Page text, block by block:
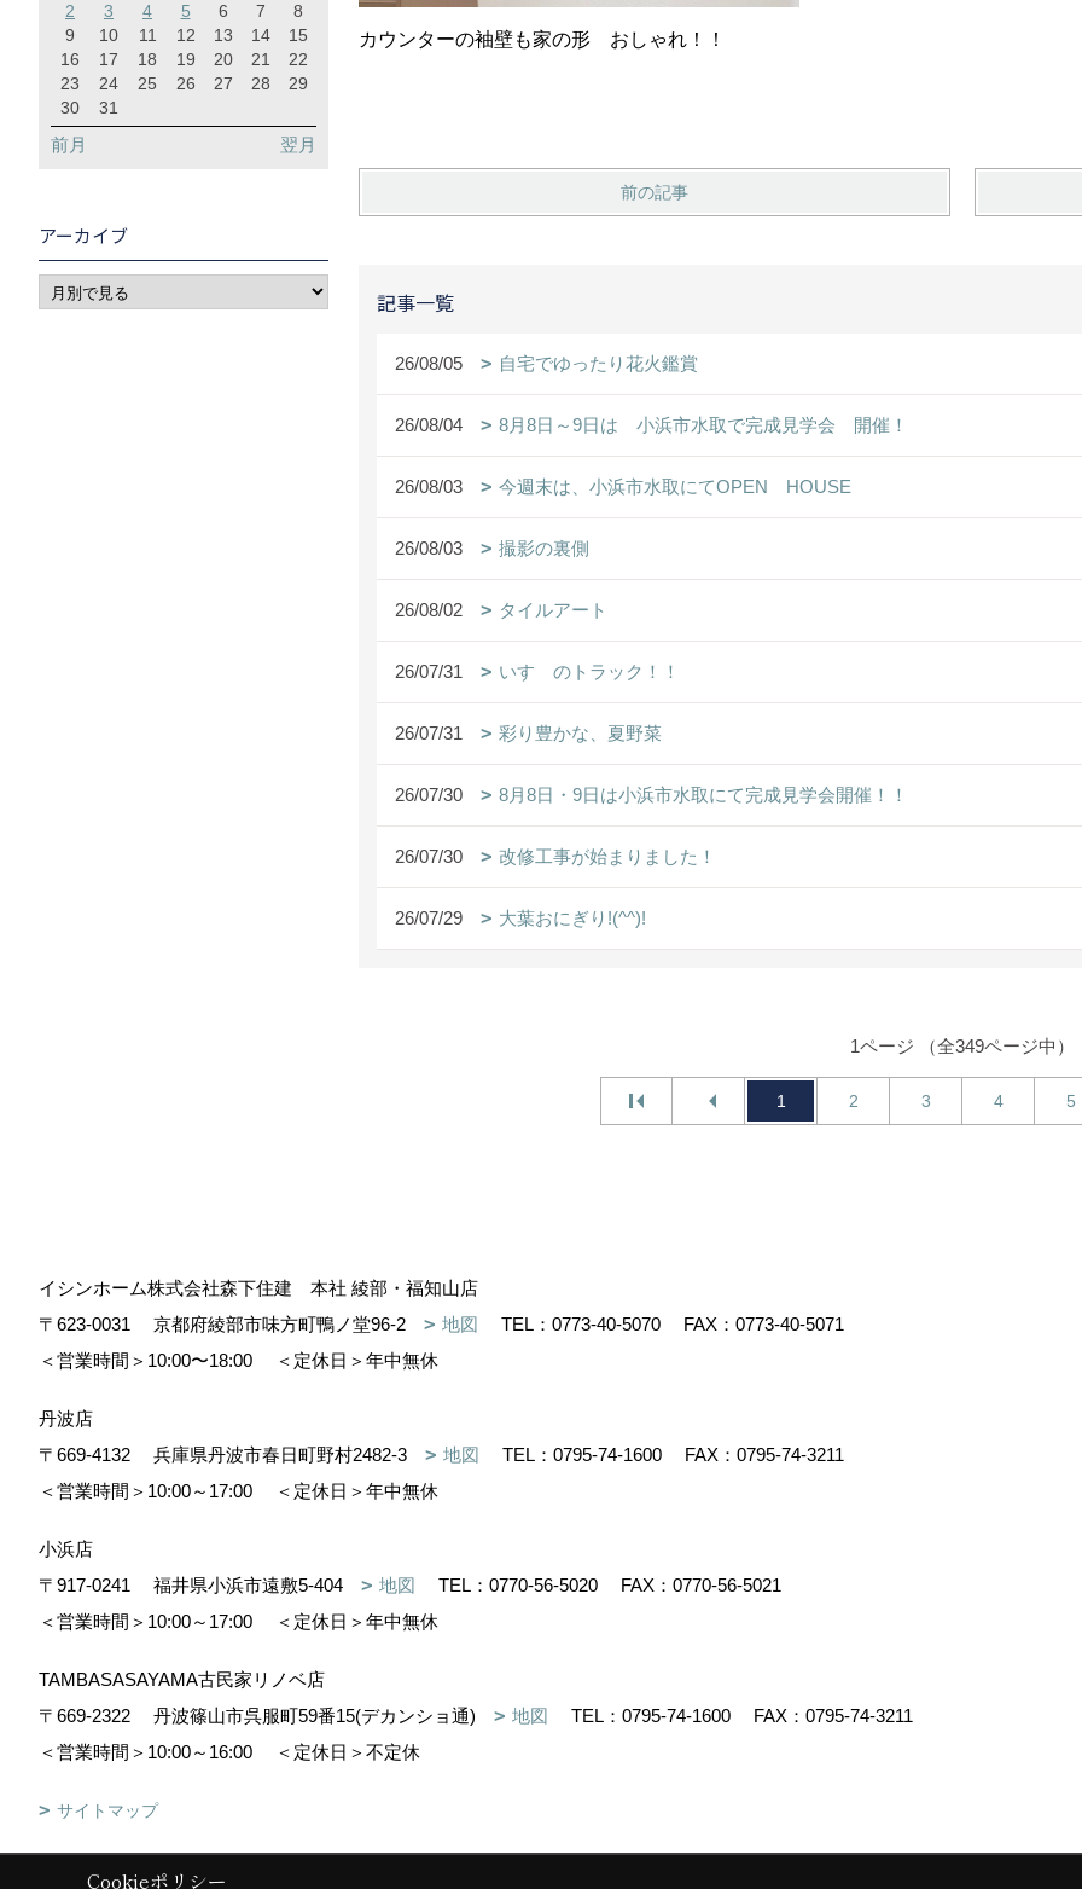
カウンターの袖壁も家の形 おしゃれ！！
前の記事
記事一覧
26/08/05 自宅でゆったり花火鑑賞
26/08/04 8月8日～9日は 小浜市水取で完成見学会 開催！
26/08/03 今週末は、小浜市水取にてOPEN HOUSE
26/08/03 撮影の裏側
26/08/02 タイルアート
26/07/31 いすゞのトラック！！
26/07/31 彩り豊かな、夏野菜
26/07/30 8月8日・9日は小浜市水取にて完成見学会開催！！
26/07/30 改修工事が始まりました！
26/07/29 大葉おにぎり!(^^)!
1ページ （全349ページ中）
1 2 3 4 5
2
3 4 5 6 7
8
9
10 11 12 13 14
15
16
17 18 19 20 21
22
23
24 25 26 27 28
29
30
31
前月 翌月
アーカイブ
イシンホーム株式会社森下住建 本社 綾部・福知山店
〒623-0031
京都府綾部市味方町鴨ノ堂96-2 地図 TEL： 0773-40-5070
FAX：0773-40-5071
＜営業時間＞10:00〜18:00
＜定休日＞年中無休
丹波店
〒669-4132
兵庫県丹波市春日町野村2482-3 地図 TEL： 0795-74-1600
FAX：0795-74-3211
＜営業時間＞10:00～17:00
＜定休日＞年中無休
小浜店
〒917-0241
福井県小浜市遠敷5-404 地図 TEL： 0770-56-5020
FAX：0770-56-5021
＜営業時間＞10:00～17:00
＜定休日＞年中無休
TAMBASASAYAMA古民家リノベ店
〒669-2322
丹波篠山市呉服町59番15(デカンショ通) 地図 TEL： 0795-74-1600
FAX：0795-74-3211
＜営業時間＞10:00～16:00
＜定休日＞不定休
サイトマップ
Copyright (c) 株式会社森下住建. All Rights Reserved.
Cookieポリシー